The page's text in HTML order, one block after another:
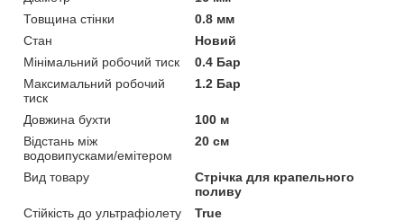
Товщина стінки
0.8 мм
Стан
Новий
Мінімальний робочий тиск
0.4 Бар
Максимальний робочий
тиск
1.2 Бар
Довжина бухти
100 м
Відстань між
водовипусками/емітером
20 см
Вид товару
Стрічка для крапельного
поливу
Стійкість до ультрафіолету
True